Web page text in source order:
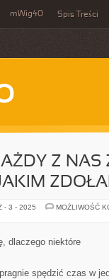
mWig40 Spis Treści
Z NAS
- 3 - 2025
MOŻLIWOŚĆ
dlaczego niektóre
spędzić czas w